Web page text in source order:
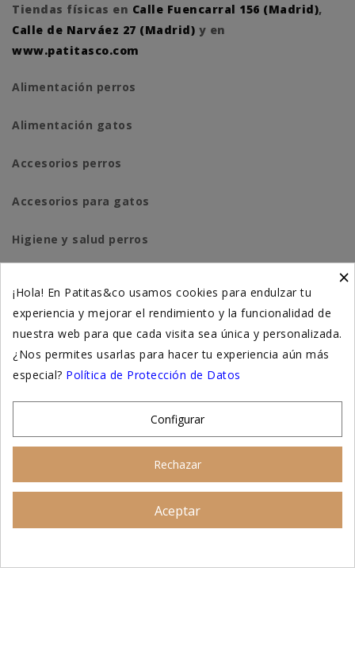
Tiendas físicas en Calle Fuencarral 156 (Madrid),
Calle de Narváez 27 (Madrid) y en
www.patitasco.com
Alimentación perros
Alimentación gatos
Accesorios perros
Accesorios para gatos
Higiene y salud perros
Suplementación natural
Otros
×
¡Hola! En Patitas&co usamos cookies para endulzar tu
experiencia y mejorar el rendimiento y la funcionalidad de
nuestra web para que cada visita sea única y personalizada.
¿Nos permites usarlas para hacer tu experiencia aún más
especial? Política de Protección de Datos
Configurar
Rechazar
Aceptar